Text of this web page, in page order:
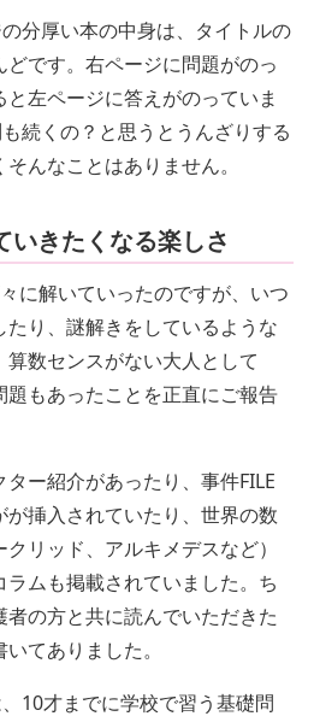
分厚い本の中身は、タイトルの
です。右ページに問題がのっ
左ページに答えがのっていま
続くの？と思うとうんざりする
んなことはありません。
いきたくなる楽しさ
に解いていったのですが、いつ
り、謎解きをしているような
数センスがない大人として
もあったことを正直にご報告
ー紹介があったり、事件FILE
挿入されていたり、世界の数
リッド、アルキメデスなど）
ムも掲載されていました。ち
の方と共に読んでいただきた
てありました。
10才までに学校で習う基礎問